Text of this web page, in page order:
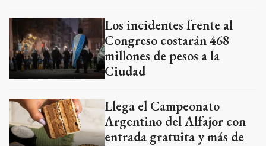
Los incidentes frente al
Congreso costarán 468
millones de pesos a la
Ciudad
Llega el Campeonato
Argentino del Alfajor con
entrada gratuita y más de